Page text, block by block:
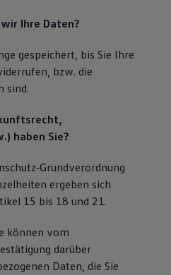
Ihre Daten?
gespeichert, bis Sie Ihre
bzw. die
sind.
haben Sie?
ergeben sich
15 bis 18 und 21.
können vom
darüber
Daten, die Sie